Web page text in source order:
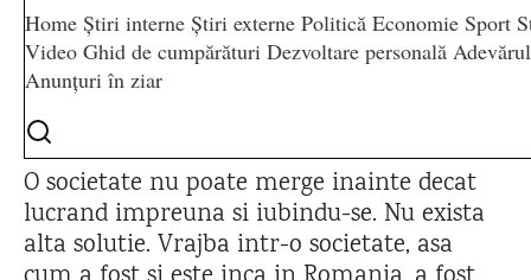
O societate nu poate merge inainte decat
lucrand impreuna si iubindu-se. Nu exista
alta solutie. Vrajba intr-o societate, asa